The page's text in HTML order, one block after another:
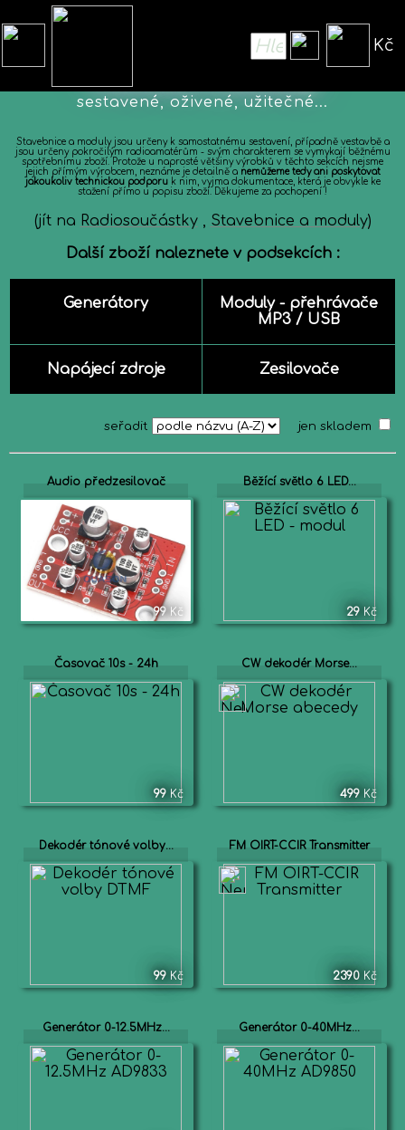
Kč
sestavené, oživené, užitečné...
Stavebnice a moduly jsou určeny k samostatnému sestavení, případně vestavbě a
jsou určeny pokročilým radioamatérům - svým charakterem se vymykají běžnému
spotřebnímu zboží. Protože u naprosté většiny výrobků v těchto sekcích nejsme
jejich přímým výrobcem, neznáme je detailně a nemůžeme tedy ani poskytovat
jakoukoliv technickou podporuk nim, vyjma dokumentace, která je obvykle ke
stažení přímo u popisu zboží. Děkujeme za pochopení !
(jít na Radiosoučástky, Stavebnice a moduly)
Další zboží naleznete v podsekcích :
Generátory
Moduly - přehrávače
MP3 / USB
Napájecí zdroje Zesilovače
seřadit jen skladem
Audio předzesilovač
99 Kč
Běžící světlo 6 LED...
29 Kč
Časovač 10s - 24h
99 Kč
CW dekodér Morse...
499 Kč
Dekodér tónové volby...
99 Kč
FM OIRT-CCIR Transmitter
2390 Kč
Generátor 0-12.5MHz... Generátor 0-40MHz...